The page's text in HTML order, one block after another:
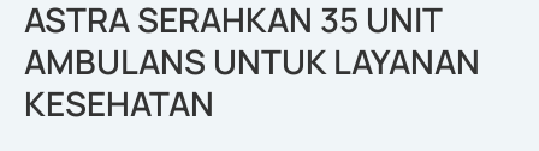
ASTRA SERAHKAN 35 UNIT
AMBULANS UNTUK LAYANAN
KESEHATAN